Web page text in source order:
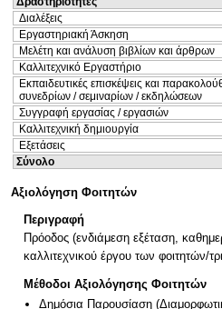
Διαλέξεις
Εργαστηριακή Άσκηση
Μελέτη και ανάλυση βιβλίων και άρθρων
Καλλιτεχνικό Εργαστήριο
Εκπαιδευτικές επισκέψεις και
συνεδρίων / σεμιναρίων / εκδηλώσεων
Συγγραφή εργασίας / εργασιών
Καλλιτεχνική δημιουργία
Εξετάσεις
Σύνολο
Αξιολόγηση Φοιτητών
Περιγραφή
Πρόοδος (ενδιάμεση εξέταση,
καλλιτεχνικού έργου των φοιτητών/
Μέθοδοι Αξιολόγησης Φοιτητών
Δημόσια Παρουσίαση (